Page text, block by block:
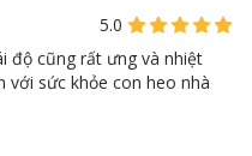
5.0
độ cũng rất ưng và nhiệt
với sức khỏe con heo nhà